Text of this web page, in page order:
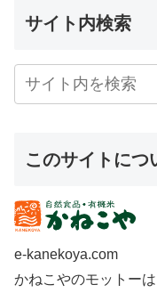
サイト内検索
このサイトにつ
e-kanekoya.com
かねこやのモットー